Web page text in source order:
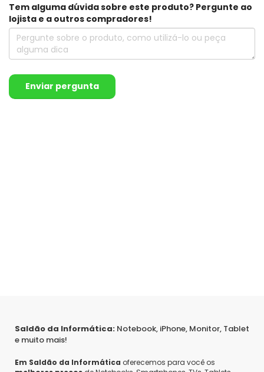
Tem alguma dúvida sobre este produto? Pergunte ao
lojista e a outros compradores!
Enviar pergunta
Saldão da Informática: Notebook, iPhone, Monitor, Tablet
e muito mais!
Em Saldão da Informática oferecemos para você os